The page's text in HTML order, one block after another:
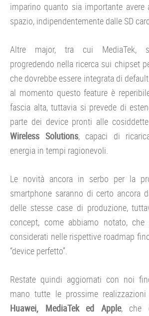
imparino quanto sia importante
spazio, indipendentemente dalle SD
Altre major, tra cui MediaTek,
progredendo nella ricerca sui chipset
che dovrebbe essere integrata di
al momento questo feature è
fascia alta, tuttavia si prevede di
parte dei device pronti alle cosiddette
Wireless Solutions, capaci di
energia in tempi ragionevoli.
Le novità ancora in serbo per la
smartphone saranno di certo ancora
delle stesse case di produzione,
concept, come abbiamo notato,
considerati nelle rispettive roadmap
“device perfetto”.
Restate quindi aggiornati con noi
mano tutte le prossime
Huawei, MediaTek ed Apple, che